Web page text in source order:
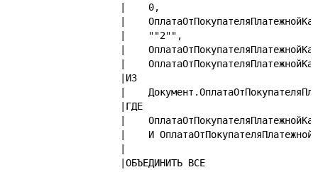
|    0,
|
|    ""2"",
|
|
|ИЗ
|
|ГДЕ
|
|    И
|ОБЪЕДИНИТЬ ВСЕ